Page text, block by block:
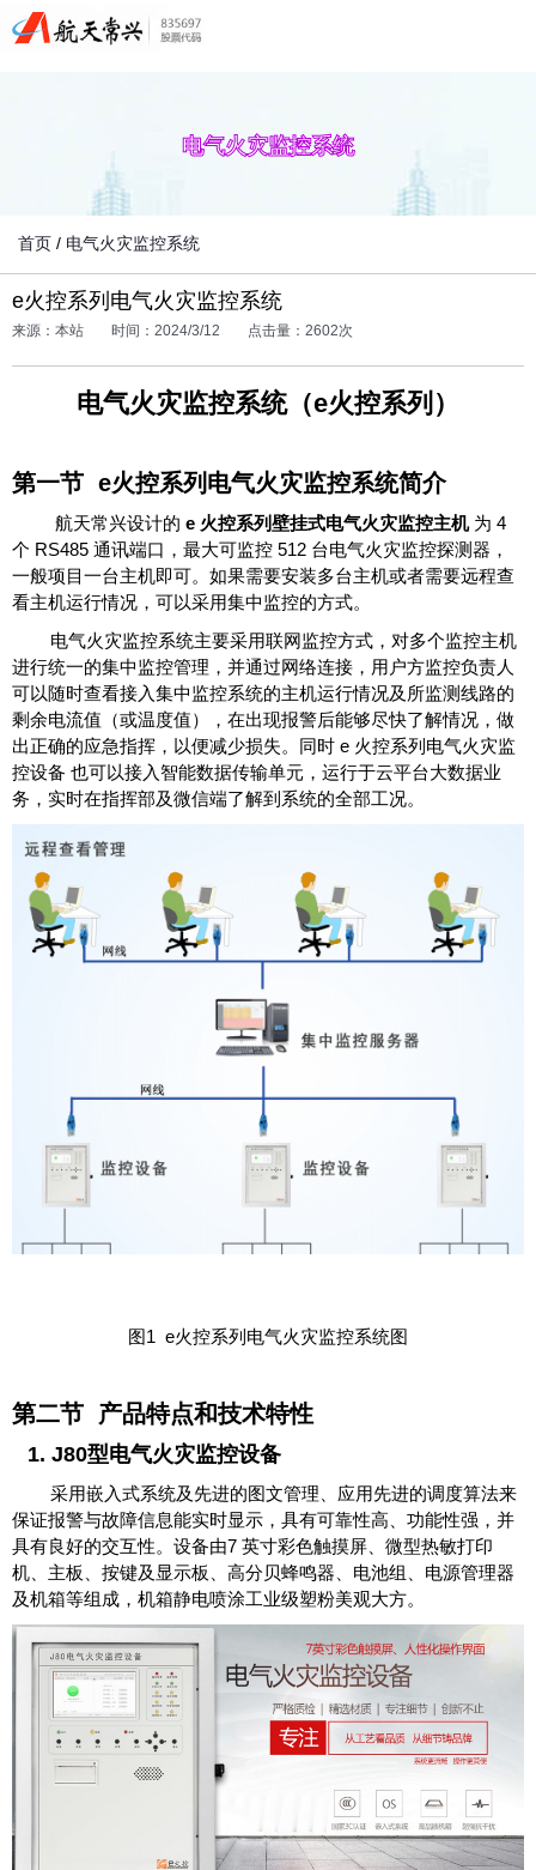
电气火灾监控系统
首页 / 电气火灾监控系统
e火控系列电气火灾监控系统
来源：本站 时间：2024/3/12 点击量：2602次
电气火灾监控系统（e火控系列）
第一节 e火控系列电气火灾监控系统简介
航天常兴设计的 e 火控系列壁挂式电气火灾监控主机为 4
个 RS485 通讯端口，最大可监控 512 台电气火灾监控探测器，
一般项目一台主机即可。如果需要安装多台主机或者需要远程查
看主机运行情况，可以采用集中监控的方式。
电气火灾监控系统主要采用联网监控方式，对多个监控主机
进行统一的集中监控管理，并通过网络连接，用户方监控负责人
可以随时查看接入集中监控系统的主机运行情况及所监测线路的
剩余电流值（或温度值），在出现报警后能够尽快了解情况，做
出正确的应急指挥，以便减少损失。同时 e 火控系列电气火灾监
控设备 也可以接入智能数据传输单元，运行于云平台大数据业
务，实时在指挥部及微信端了解到系统的全部工况。
图1 e火控系列电气火灾监控系统图
第二节 产品特点和技术特性
1. J80型电气火灾监控设备
采用嵌入式系统及先进的图文管理、应用先进的调度算法来
保证报警与故障信息能实时显示，具有可靠性高、功能性强，并
具有良好的交互性。设备由7 英寸彩色触摸屏、微型热敏打印
机、主板、按键及显示板、高分贝蜂鸣器、电池组、电源管理器
及机箱等组成，机箱静电喷涂工业级塑粉美观大方。